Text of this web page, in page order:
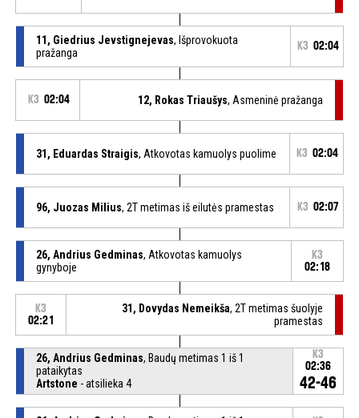
11, Giedrius Jevstignejevas, Išprovokuota
pražanga
K3 02:04
K3 02:04 12, Rokas Triaušys, Asmeninė pražanga
31, Eduardas Straigis, Atkovotas kamuolys puolime K3 02:04
96, Juozas Milius, 2T metimas iš eilutės pramestas K3 02:07
26, Andrius Gedminas, Atkovotas kamuolys
gynyboje
K3
02:18
K3
02:21
31, Dovydas Nemeikša, 2T metimas šuolyje
pramestas
26, Andrius Gedminas, Baudų metimas 1 iš 1
pataikytas
Artstone - atsilieka 4
K3
02:36
42-46